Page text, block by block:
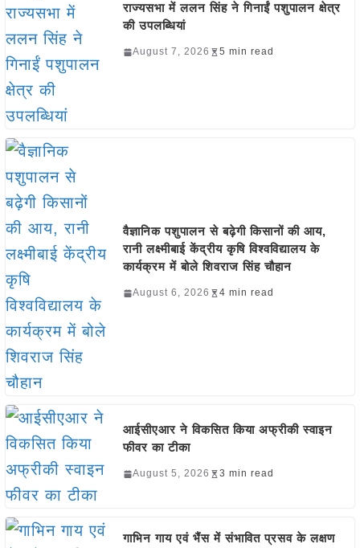
राज्यसभा में ललन सिंह ने गिनाईं पशुपालन क्षेत्र
की उपलब्धियां
August 7, 2026 5 min read
वैज्ञानिक पशुपालन से बढ़ेगी किसानों की आय,
रानी लक्ष्मीबाई केंद्रीय कृषि विश्वविद्यालय के
कार्यक्रम में बोले शिवराज सिंह चौहान
August 6, 2026 4 min read
आईसीएआर ने विकसित किया अफ्रीकी स्वाइन
फीवर का टीका
August 5, 2026 3 min read
गाभिन गाय एवं भैंस में संभावित प्रसव के लक्षण